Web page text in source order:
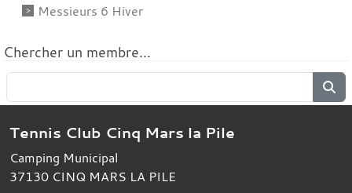
Messieurs 6 Hiver
Chercher un membre...
Tennis Club Cinq Mars la Pile
Camping Municipal
37130 CINQ MARS LA PILE